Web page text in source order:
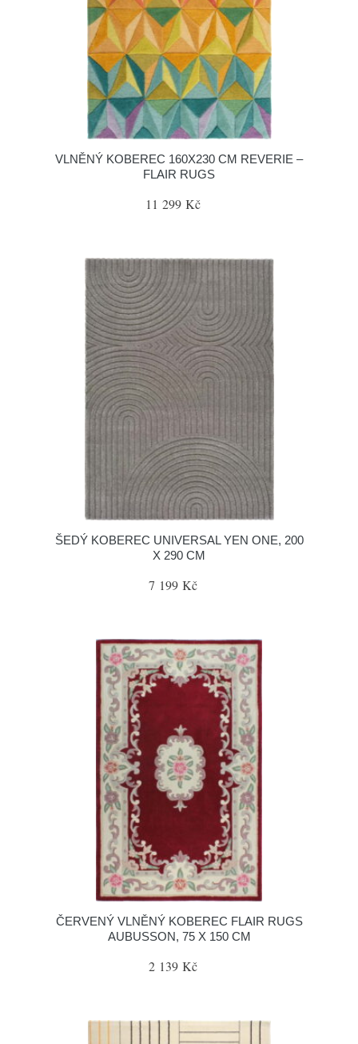
VLNĚNÝ KOBEREC 160X230 CM REVERIE –
FLAIR RUGS
11 299 Kč
ŠEDÝ KOBEREC UNIVERSAL YEN ONE, 200
X 290 CM
7 199 Kč
ČERVENÝ VLNĚNÝ KOBEREC FLAIR RUGS
AUBUSSON, 75 X 150 CM
2 139 Kč